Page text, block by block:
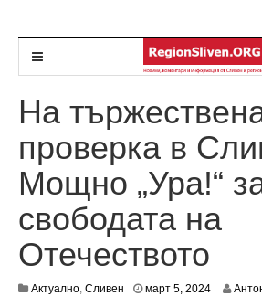
На
проверка в
Мощно „Ура!“
свободата на
Отечеството
Актуално, Сливен март 5, 2024м